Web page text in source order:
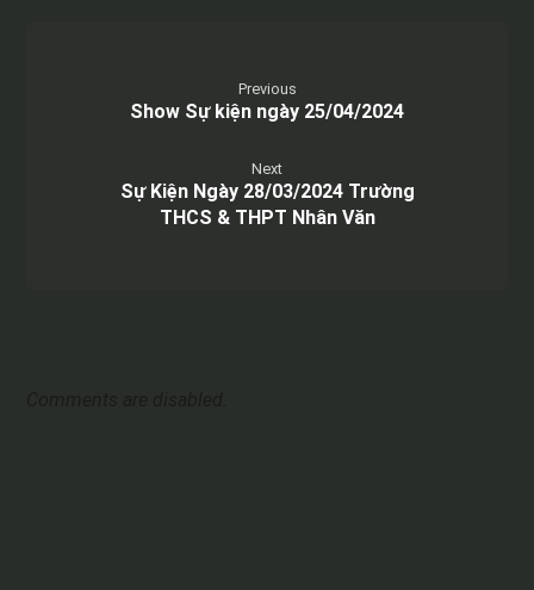
Previous
Show Sự kiện ngày 25/04/2024
Next
Sự Kiện Ngày 28/03/2024 Trường
THCS & THPT Nhân Văn